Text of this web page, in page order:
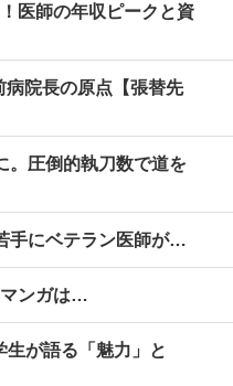
医師の年収ピークと資
院長の原点【張替先
。圧倒的執刀数で道を
手にベテラン医師が…
マンガは…
生が語る「魅力」と